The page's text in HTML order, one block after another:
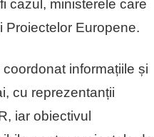
cazul, ministerele care
Proiectelor Europene.
informațiile și
cu reprezentanții
iar obiectivul